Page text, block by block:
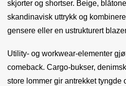
skjorter og shortser. Beige,
skandinavisk uttrykk og
gensere eller en ustrukturert
Utility- og workwear-elementer
comeback. Cargo-bukser,
store lommer gir antrekket tyngde